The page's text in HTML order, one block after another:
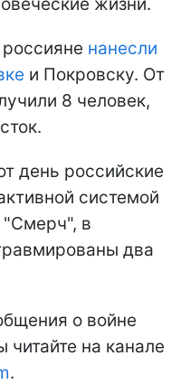
нанесли
и Покровску. От
8 человек,
день российские
системой
"Смерч", в
два
о войне
читайте на канале
.